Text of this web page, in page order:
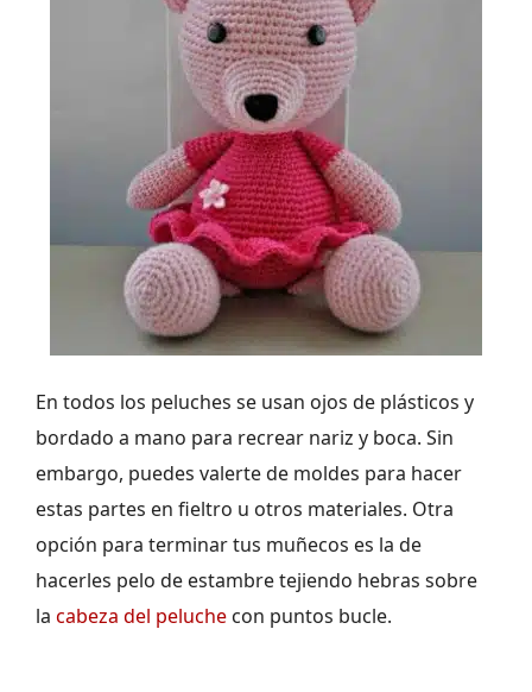
En todos los peluches se usan ojos de plásticos y
bordado a mano para recrear nariz y boca. Sin
embargo, puedes valerte de moldes para hacer
estas partes en fieltro u otros materiales. Otra
opción para terminar tus muñecos es la de
hacerles pelo de estambre tejiendo hebras sobre
la cabeza del peluche con puntos bucle.